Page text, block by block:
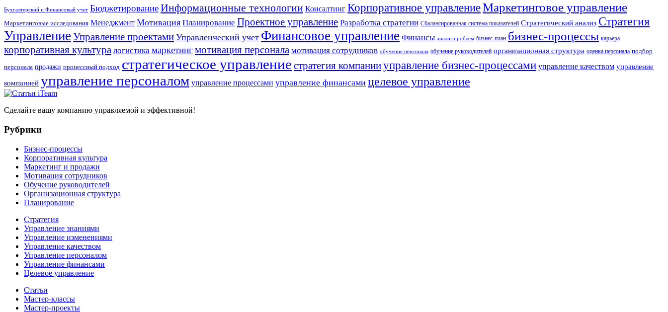
Бухгалтерский и Финансовый учет БюджетированиеИнформационные технологии Консалтинг Корпоративное управлениеМаркетинговое управление
Маркетинговые исследования Менеджмент Мотивация Планирование Проектное управление Разработка стратегии Сбалансированная система показателей Стратегический анализ Стратегия
Управление Управление проектами Управленческий учет Финансовое управление Финансы анализ проблем бизнес-план бизнес-процессы карьера
корпоративная культура логистика маркетингмотивация персонала мотивация сотрудников обучение персонала обучение руководителей организационная структура оценка персонала подбор
персонала продажи процессный подход стратегическое управление стратегия компанииуправление бизнес-процессами управление качеством управление
компанией управление персоналом управление процессами управление финансами целевое управление
Сделайте вашу компанию управляемой и эффективной!
Рубрики
Бизнес-процессы
Корпоративная культура
Маркетинг и продажи
Мотивация сотрудников
Обучение руководителей
Организационная структура
Планирование
Стратегия
Управление знаниями
Управление изменениями
Управление качеством
Управление персоналом
Управление финансами
Целевое управление
Статьи
Мастер-классы
Мастер-проекты